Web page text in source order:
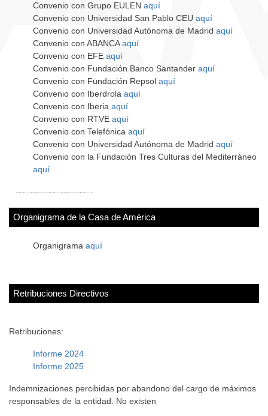
Convenio con Grupo EULEN aquí
Convenio con Universidad San Pablo CEU aquí
Convenio con Universidad Autónoma de Madrid aquí
Convenio con ABANCAaquí
Convenio con EFE aquí
Convenio con Fundación Banco Santander aquí
Convenio con Fundación Repsol aquí
Convenio con Iberdrola aquí
Convenio con Iberia aquí
Convenio con RTVE aquí
Convenio con Telefónica aquí
Convenio con Universidad Autónoma de Madrid aquí
Convenio con la Fundación Tres Culturas del Mediterráneo
aquí
Organigrama de la Casa de América
Organigrama aquí
Retribuciones Directivos
Retribuciones:
Informe 2024
Informe 2025
Indemnizaciones percibidas por abandono del cargo de máximos
responsables de la entidad. No existen